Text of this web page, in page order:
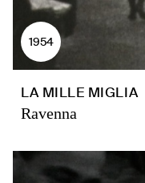
1954
LA MILLE MIGLIA
Ravenna